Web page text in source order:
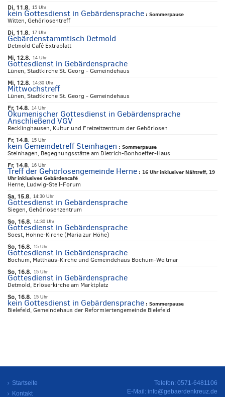
Di, 11.8. 15 Uhr
kein Gottesdienst in Gebärdensprache : Sommerpause
Witten, Gehörlosentreff
Di, 11.8. 17 Uhr
Gebärdenstammtisch Detmold
Detmold Café Extrablatt
Mi, 12.8. 14 Uhr
Gottesdienst in Gebärdensprache
Lünen, Stadtkirche St. Georg - Gemeindehaus
Mi, 12.8. 14:30 Uhr
Mittwochstreff
Lünen, Stadtkirche St. Georg - Gemeindehaus
Fr, 14.8. 14 Uhr
Ökumenischer Gottesdienst in Gebärdensprache
Anschließend VGV
Recklinghausen, Kultur und Freizeitzentrum der Gehörlosen
Fr, 14.8. 15 Uhr
kein Gemeindetreff Steinhagen : Sommerpause
Steinhagen, Begegnungsstätte am Dietrich-Bonhoeffer-Haus
Fr, 14.8. 16 Uhr
Treff der Gehörlosengemeinde Herne : 16 Uhr inklusiver Nähtreff, 19
Uhr inklusives Gebärdencafé
Herne, Ludwig-Steil-Forum
Sa, 15.8. 14:30 Uhr
Gottesdienst in Gebärdensprache
Siegen, Gehörlosenzentrum
So, 16.8. 14:30 Uhr
Gottesdienst in Gebärdensprache
Soest, Hohne-Kirche (Maria zur Höhe)
So, 16.8. 15 Uhr
Gottesdienst in Gebärdensprache
Bochum, Matthäus-Kirche und Gemeindehaus Bochum-Weitmar
So, 16.8. 15 Uhr
Gottesdienst in Gebärdensprache
Detmold, Erlöserkirche am Marktplatz
So, 16.8. 15 Uhr
kein Gottesdienst in Gebärdensprache : Sommerpause
Bielefeld, Gemeindehaus der Reformiertengemeinde Bielefeld
Startseite
Kontakt
Telefon: 0571-6481106
E-Mail: info@gebaerdenkreuz.de